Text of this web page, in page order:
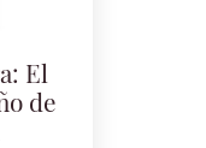
El
de